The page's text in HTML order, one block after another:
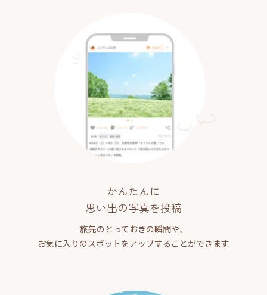
かんたんに
思い出の写真を投稿
旅先のとっておきの瞬間や、
お気に入りのスポットをアップすることができます